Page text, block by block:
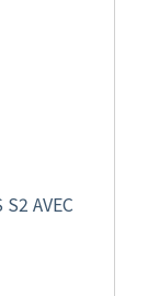
AVEC